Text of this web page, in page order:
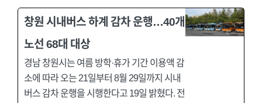
창원 시내버스 하계 감차 운행…40개
노선 68대 대상
경남 창원시는 여름 방학·휴가 기간 이용액 감
소에 따라 오는 21일부터 8월 29일까지 시내
버스 감차 운행을 시행한다고 19일 밝혔다. 전